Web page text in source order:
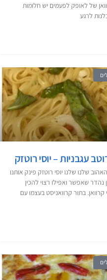
של לאופק לפעמים יש חלומות
לרגע
עגבניות – יוסי רוטזק
שלנו שלנו יוסי רוטזק פינק אותנו
נהדר שאפשר ואפילו רצוי להכין
קרוואן. בתור קרוואניסט בעצמו עם